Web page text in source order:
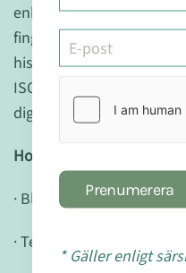
enkelt blodprov som du
fingret, för att ta reda på
histaminintolerans.
ISO13485-certifierade
digitalt via
Holistic
· Blodprov med tydliga
· Testa dig enkelt
Prenumerera
* Gäller enligt